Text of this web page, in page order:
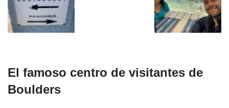
El famoso centro de visitantes de
Boulders